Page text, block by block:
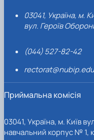
03041, Україна, м.
вул. Героїв
(044) 527-82-42
Приймальна комісія
03041, Україна, м. Київ
навчальний корпус № 1,